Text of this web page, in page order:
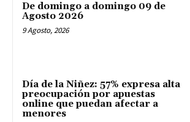
De domingo a domingo 09 de
Agosto 2026
9 Agosto, 2026
Día de la Niñez: 57% expresa alta
preocupación por apuestas
online que puedan afectar a
menores